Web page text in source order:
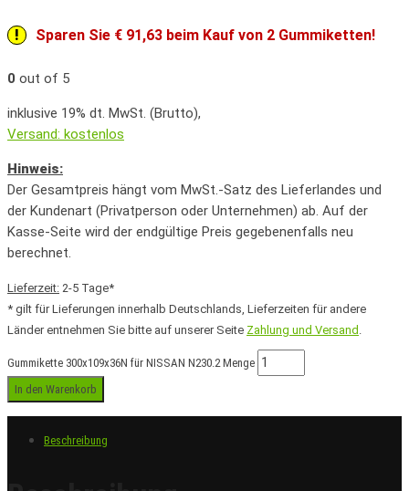
Sparen Sie € 91,63 beim Kauf von 2 Gummiketten!
0 out of 5
inklusive 19% dt. MwSt. (Brutto),
Versand: kostenlos
Hinweis:
Der Gesamtpreis hängt vom MwSt.-Satz des Lieferlandes und
der Kundenart (Privatperson oder Unternehmen) ab. Auf der
Kasse-Seite wird der endgültige Preis gegebenenfalls neu
berechnet.
Lieferzeit: 2-5 Tage*
* gilt für Lieferungen innerhalb Deutschlands, Lieferzeiten für andere
Länder entnehmen Sie bitte auf unserer Seite Zahlung und Versand
Gummikette 300x109x36N für NISSAN N230.2 Menge
In den Warenkorb
Beschreibung